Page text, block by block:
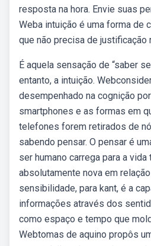
resposta na hora. Envie suas
Weba intuição é uma forma de
que não precisa de justificação
É aquela sensação de “saber
entanto, a intuição.
desempenhado na cognição
smartphones e as formas em
telefones forem retirados de
sabendo pensar. O pensar é
ser humano carrega para a vida
absolutamente nova em
sensibilidade, para kant, é a
informações através dos
como espaço e tempo que
Webtomas de aquino propôs